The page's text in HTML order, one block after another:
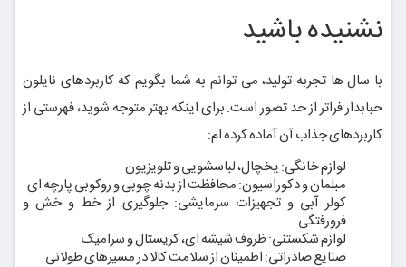
نشنیده باشید
با سال ها تجربه تولید، می توانم به شما بگویم که کاربردهای نایلون
حبابدار فراتر از حد تصور است. برای اینکه بهتر متوجه شوید، فهرستی از
کاربردهای جذاب آن آماده کرده ام:
لوازم خانگی: یخچال، لباسشویی و تلویزیون
مبلمان و دکوراسیون: محافظت از بدنه چوبی و روکوبی پارچه ای
کولر آبی و تجهیزات سرمایشی: جلوگیری از خط و خش و
فرورفتگی
لوازم شکستنی: ظروف شیشه ای، کریستال و سرامیک
صنایع صادراتی: اطمینان از سلامت کالا در مسیرهای طولانی